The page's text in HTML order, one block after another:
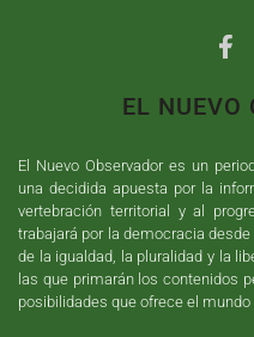
EL NUEVO
El Nuevo Observador es un
una decidida apuesta por la
vertebración territorial y al
trabajará por la democracia
de la igualdad, la pluralidad y la
las que primarán los contenidos
posibilidades que ofrece el